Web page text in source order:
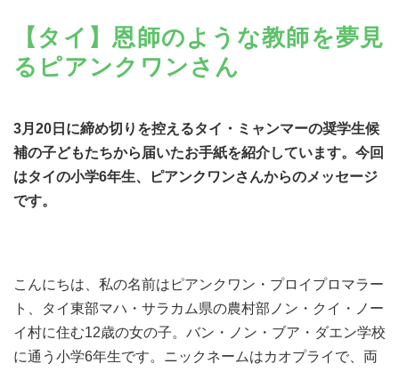
【タイ】恩師のような教師を夢見
るピアンクワンさん
3月 20 日に締め切りを控えるタイ・ミャンマーの奨学生候
補の子どもたちから届いたお手紙を紹介しています。今回
はタイの小学6年生、ピアンクワンさんからのメッセージ
です。
こんにちは、私の名前はピアンクワン・プロイプロマラー
ト、タイ東部マハ・サラカム県の農村部ノン・クイ・ノー
イ村に住む12歳の女の子。バン・ノン・ブア・ダエン学校
に通う小学6年生です。ニックネームはカオプライで、両